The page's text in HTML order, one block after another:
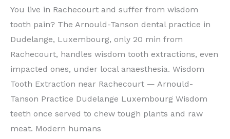
Cabinet
Arnould-
Tanson
Luxembourg
You live in Rachecourt and suffer from wisdom
tooth pain? The Arnould-Tanson dental practice in
Dudelange, Luxembourg, only 20 min from
Rachecourt, handles wisdom tooth extractions, even
impacted ones, under local anaesthesia. Wisdom
Tooth Extraction near Rachecourt — Arnould-
Tanson Practice Dudelange Luxembourg Wisdom
teeth once served to chew tough plants and raw
meat. Modern humans